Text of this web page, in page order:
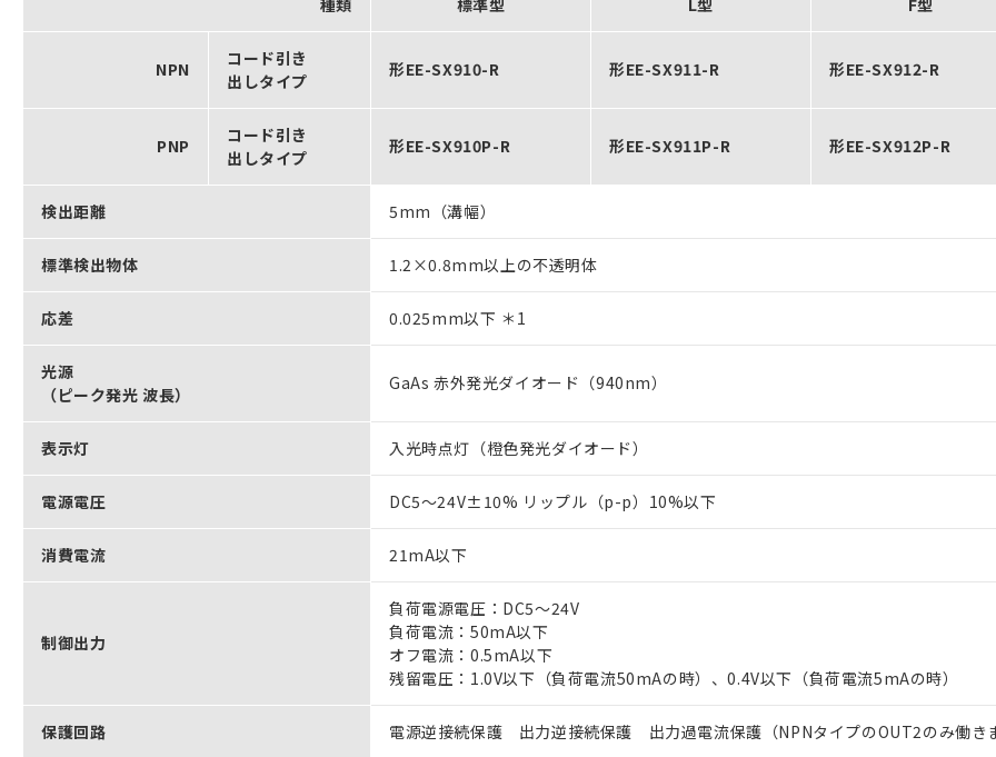
種類 標準型 L型 F型
NPN
コード引き
出しタイプ
形EE-SX910-R 形EE-SX911-R 形EE-SX912-R
PNP
コード引き
出しタイプ
形EE-SX910P-R 形EE-SX911P-R 形EE-SX912P-R
検出距離 5mm（溝幅）
標準検出物体 1.2×0.8mm以上の不透明体
応差 0.025mm以下 ＊1
光源
（ピーク発光 波長）
GaAs 赤外発光ダイオード（940nm）
表示灯 入光時点灯（橙色発光ダイオード）
電源電圧 DC5～24V±10% リップル（p-p）10%以下
消費電流 21mA以下
制御出力
負荷電源電圧：DC5～24V
負荷電流：50mA以下
オフ電流：0.5mA以下
残留電圧：1.0V以下（負荷電流50mAの時）、0.4V以下（負荷電流5mAの時）
保護回路 電源逆接続保護 出力逆接続保護 出力過電流保護（NPNタイプのOUT2のみ働き